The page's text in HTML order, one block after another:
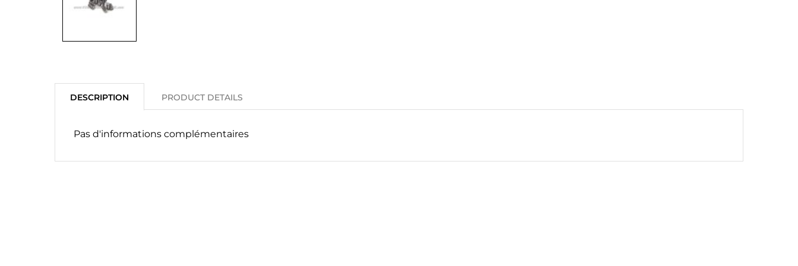
DESCRIPTION PRODUCT DETAILS
Pas d'informations complémentaires